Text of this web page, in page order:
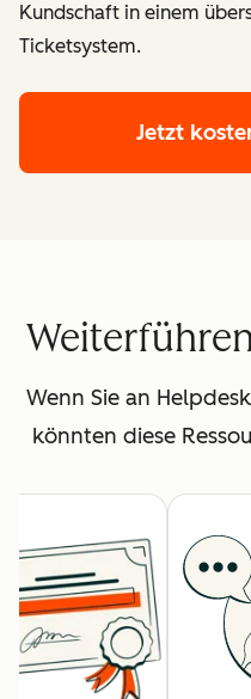
Kundschaft in einem
Ticketsystem.
Jetzt
Wenn Sie an
könnten diese